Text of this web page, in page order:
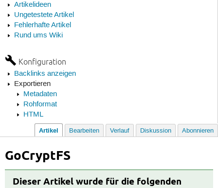
Artikelideen
Ungetestete Artikel
Fehlerhafte Artikel
Rund ums Wiki
Konfiguration
Backlinks anzeigen
Exportieren
Metadaten
Rohformat
HTML
Artikel Bearbeiten Verlauf Diskussion Abonnieren
GoCryptFS
Dieser Artikel wurde für die folgenden